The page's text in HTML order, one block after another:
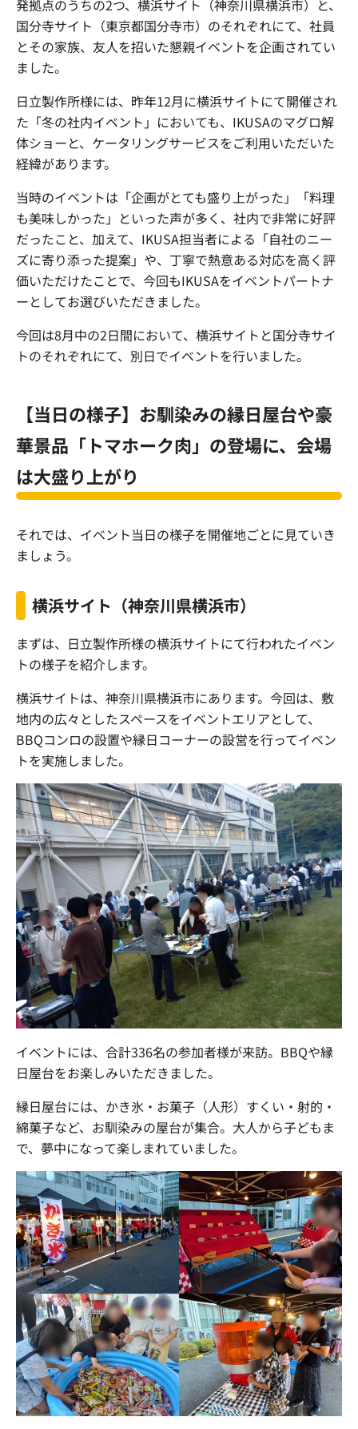
発拠点のうちの2つ、横浜サイト（神奈川県横浜市）と、
国分寺サイト（東京都国分寺市）のそれぞれにて、社員
とその家族、友人を招いた懇親イベントを企画されてい
ました。
日立製作所様には、昨年12月に横浜サイトにて開催され
た「冬の社内イベント」においても、IKUSAのマグロ解
体ショーと、ケータリングサービスをご利用いただいた
経緯があります。
当時のイベントは「企画がとても盛り上がった」「料理
も美味しかった」といった声が多く、社内で非常に好評
だったこと、加えて、IKUSA担当者による「自社のニー
ズに寄り添った提案」や、丁寧で熱意ある対応を高く評
価いただけたことで、今回もIKUSAをイベントパートナ
ーとしてお選びいただきました。
今回は8月中の2日間において、横浜サイトと国分寺サイ
トのそれぞれにて、別日でイベントを行いました。
【当日の様子】お馴染みの縁日屋台や豪
華景品「トマホーク肉」の登場に、会場
は大盛り上がり
それでは、イベント当日の様子を開催地ごとに見ていき
ましょう。
横浜サイト（神奈川県横浜市）
まずは、日立製作所様の横浜サイトにて行われたイベン
トの様子を紹介します。
横浜サイトは、神奈川県横浜市にあります。今回は、敷
地内の広々としたスペースをイベントエリアとして、
BBQコンロの設置や縁日コーナーの設営を行ってイベン
トを実施しました。
イベントには、合計336名の参加者様が来訪。BBQや縁
日屋台をお楽しみいただきました。
縁日屋台には、かき氷・お菓子（人形）すくい・射的・
綿菓子など、お馴染みの屋台が集合。大人から子どもま
で、夢中になって楽しまれていました。